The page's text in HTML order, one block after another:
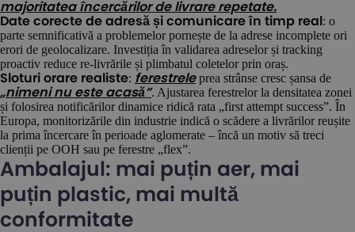
majoritatea încercărilor de livrare repetate.
Date corecte de adresă și comunicare în timp real : o
parte semnificativă a problemelor pornește de la adrese incomplete ori
erori de geolocalizare. Investiția în validarea adreselor și tracking
proactiv reduce re-livrările și plimbatul coletelor prin oraș.
Sloturi orare realiste: ferestreleprea strânse cresc șansa de
„nimeni nu este acasă”. Ajustarea ferestrelor la densitatea zonei
și folosirea notificărilor dinamice ridică rata „first attempt success”. În
Europa, monitorizările din industrie indică o scădere a livrărilor reușite
la prima încercare în perioade aglomerate – încă un motiv să treci
clienții pe OOH sau pe ferestre „flex”.
Ambalajul: mai puțin aer, mai
puțin plastic, mai multă
conformitate